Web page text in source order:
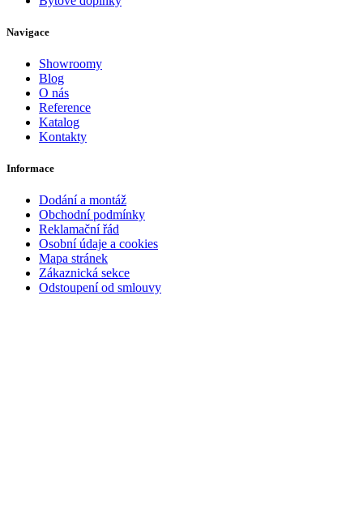
Navigace
Showroomy
Blog
O nás
Reference
Katalog
Kontakty
Informace
Dodání a montáž
Obchodní podmínky
Reklamační řád
Osobní údaje a cookies
Mapa stránek
Zákaznická sekce
Odstoupení od smlouvy